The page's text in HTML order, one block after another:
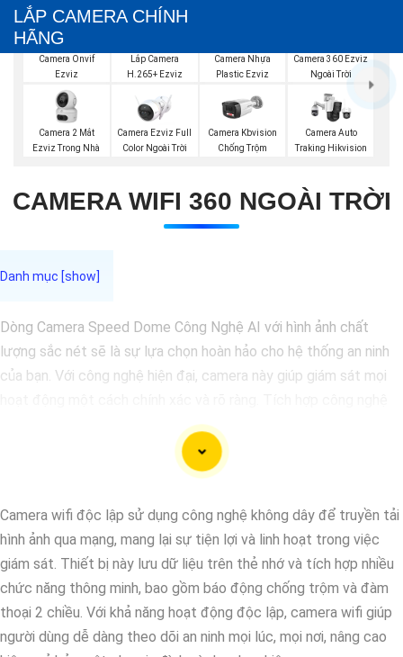
LẮP CAMERA CHÍNH
HÃNG
Camera Onvif
Ezviz
Lắp Camera
H.265+ Ezviz
Camera Nhựa
Plastic Ezviz
Camera 360 Ezviz
Ngoài Trời
Camera 2 Mắt
Ezviz Trong Nhà
Camera Ezviz Full
Color Ngoài Trời
Camera Kbvision
Chống Trộm
Camera Auto
Traking Hikvision
CAMERA WIFI 360 NGOÀI TRỜI
Dòng Camera Speed Dome Công Nghệ AI với hình ảnh chất
lượng sắc nét sẽ là sự lựa chọn hoàn hảo cho hệ thống an ninh
của bạn. Với công nghệ hiện đại, camera này giúp giám sát mọi
AI, camera này có khả năng nhận diện và phân biệt đối tượng,
giúp tăng cường hiệu quả giám sát và bảo vệ.
Hãy chọn Camera Speed Dome Công Nghệ AI để
vào một giải pháp an ninh đáng tin cậy.
Camera wifi độc lập sử dụng công nghệ không dây để truyền tải
hình ảnh qua mạng, mang lại sự tiện lợi và linh hoạt trong việc
giám sát. Thiết bị này lưu dữ liệu trên thẻ nhớ và tích hợp nhiều
chức năng thông minh, bao gồm báo động chống trộm và đàm
thoại 2 chiều. Với khả năng hoạt động độc lập, camera wifi giúp
người dùng dễ dàng theo dõi an ninh mọi lúc, mọi nơi, nâng cao